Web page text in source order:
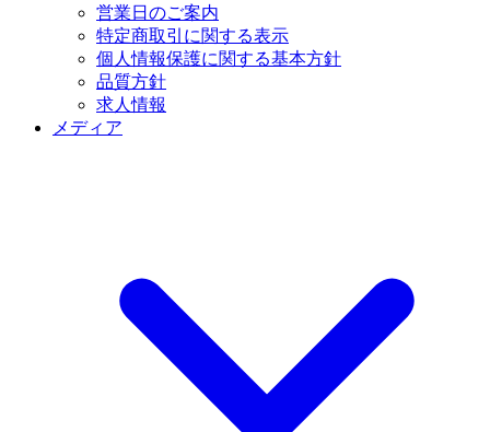
営業日のご案内
特定商取引に関する表示
個人情報保護に関する基本方針
品質方針
求人情報
メディア